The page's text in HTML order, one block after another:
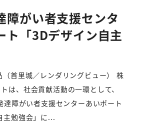
障がい者支援センタ
ト「3Dデザイン自主
（首里城／レンダリングビュー） 株
は、社会貢献活動の一環として、
障がい者支援センターあいポート
主勉強会」に...